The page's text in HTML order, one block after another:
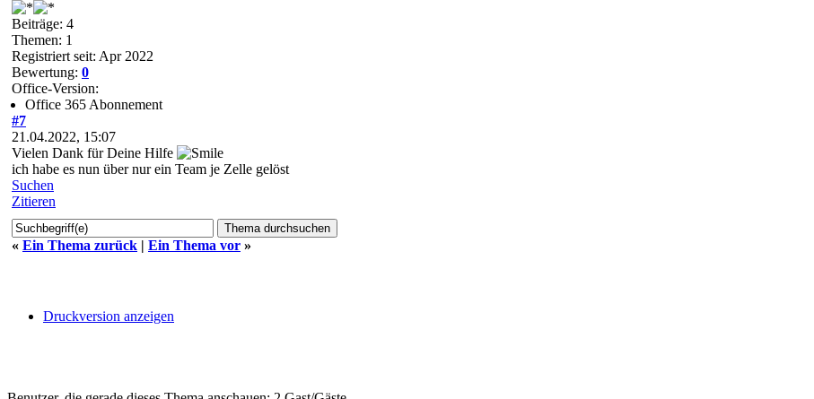
Beiträge: 4
Themen: 1
Registriert seit: Apr 2022
Bewertung: 0
Office-Version:
Office 365 Abonnement
#7
21.04.2022, 15:07
Vielen Dank für Deine Hilfe
ich habe es nun über nur ein Team je Zelle gelöst
Suchen
Zitieren
« Ein Thema zurück | Ein Thema vor »
Druckversion anzeigen